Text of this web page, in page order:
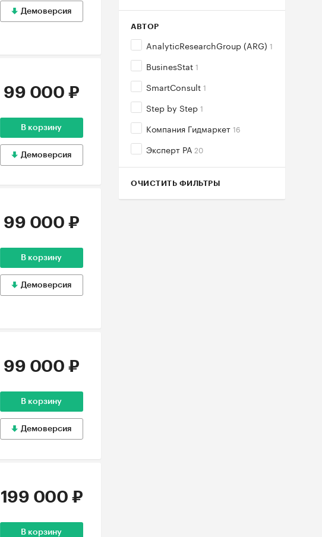
АВТОР
AnalyticResearchGroup (ARG) 1
BusinesStat 1
SmartConsult 1
Step by Step 1
Компания Гидмаркет 16
Эксперт РА 20
ОЧИСТИТЬ ФИЛЬТРЫ
Демоверсия
99 000 ₽
В корзину
Демоверсия
99 000 ₽
В корзину
Демоверсия
99 000 ₽
В корзину
Демоверсия
199 000 ₽
В корзину